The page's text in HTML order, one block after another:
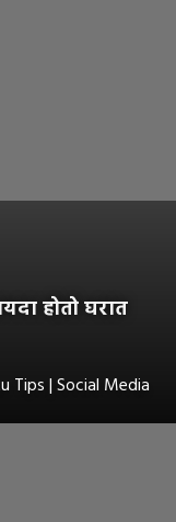
होतो घरात
Tips | Social Media